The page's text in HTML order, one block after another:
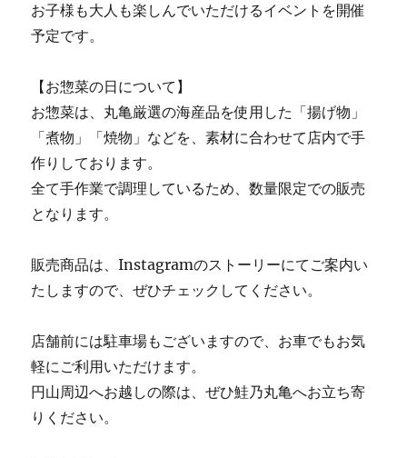
お子様も大人も楽しんでいただけるイベントを開催
予定です。
【お惣菜の日について】
お惣菜は、丸亀厳選の海産品を使用した「揚げ物」
「煮物」「焼物」などを、素材に合わせて店内で手
作りしております。
全て手作業で調理しているため、数量限定での販売
となります。
販売商品は、Instagramのストーリーにてご案内い
たしますので、ぜひチェックしてください。
店舗前には駐車場もございますので、お車でもお気
軽にご利用いただけます。
円山周辺へお越しの際は、ぜひ鮭乃丸亀へお立ち寄
りください。